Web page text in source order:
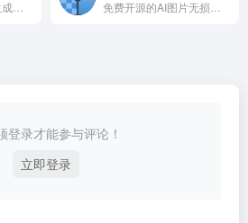
登录才能参与评论！
立即登录